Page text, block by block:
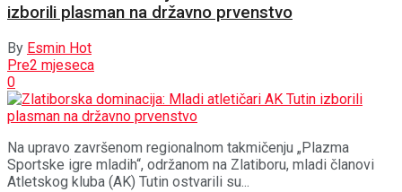
izborili plasman na državno prvenstvo
By Esmin Hot
Pre2 mjeseca
0
Na upravo završenom regionalnom takmičenju „Plazma
Sportske igre mladih“, održanom na Zlatiboru, mladi članovi
Atletskog kluba (AK) Tutin ostvarili su...